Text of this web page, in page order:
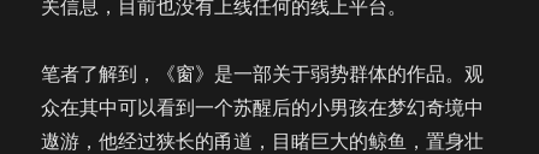
关信息，目前也没有上线任何的线上平台。
笔者了解到，《窗》是一部关于弱势群体的作品。观
众在其中可以看到一个苏醒后的小男孩在梦幻奇境中
遨游，他经过狭长的甬道，目睹巨大的鲸鱼，置身壮